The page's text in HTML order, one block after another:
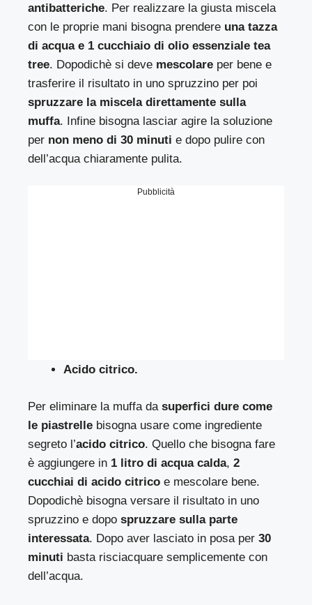
antibatteriche. Per realizzare la giusta miscela
con le proprie mani bisogna prendere una tazza
di acqua e 1 cucchiaio di olio essenziale tea
tree. Dopodichè si deve mescolare per bene e
trasferire il risultato in uno spruzzino per poi
spruzzare la miscela direttamente sulla
muffa. Infine bisogna lasciar agire la soluzione
per non meno di 30 minuti e dopo pulire con
dell’acqua chiaramente pulita.
Pubblicità
Acido citrico.
Per eliminare la muffa dasuperfici dure come
le piastrelle bisogna usare come ingrediente
segreto l’acido citrico. Quello che bisogna fare
è aggiungere in 1 litro di acqua calda, 2
cucchiai di acido citrico e mescolare bene.
Dopodichè bisogna versare il risultato in uno
spruzzino e dopospruzzare sulla parte
interessata. Dopo aver lasciato in posa per30
minuti basta risciacquare semplicemente con
dell’acqua.